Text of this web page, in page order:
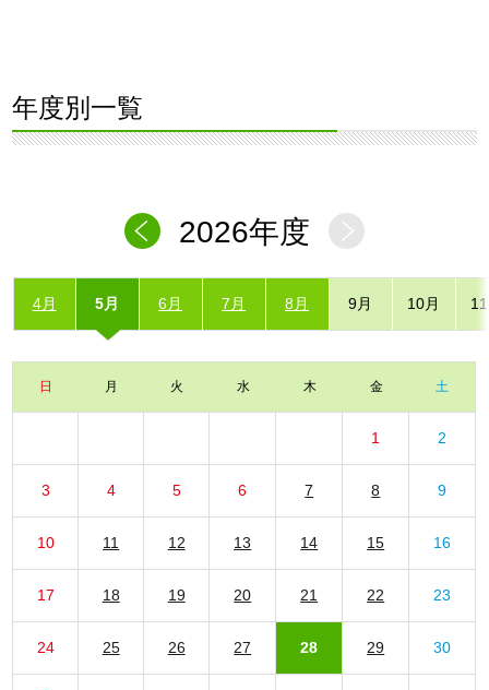
年度別一覧
2026年度
4月 5月 6月 7月 8月 9月 10月
日 月 火 水 木 金 土
1 2
3 4 5 6 7 8 9
10 11 12 13 14 15 16
17 18 19 20 21 22 23
24 25 26 27 28 29 30